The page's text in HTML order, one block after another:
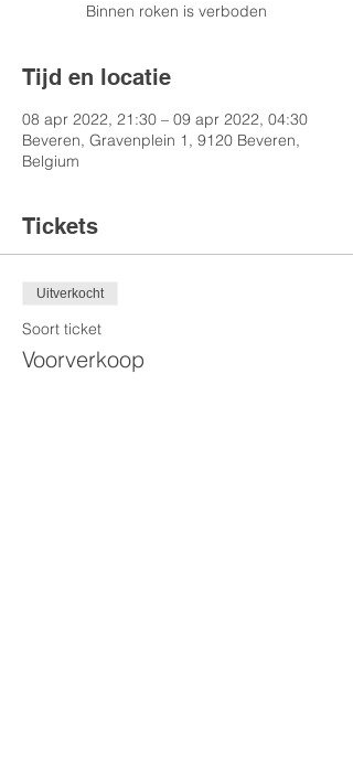
Binnen roken is verboden
Tijd en locatie
08 apr 2022, 21:30 – 09 apr 2022, 04:30
Beveren, Gravenplein 1, 9120 Beveren,
Belgium
Tickets
Uitverkocht
Soort ticket
Voorverkoop